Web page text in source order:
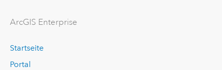
ArcGIS Enterprise
Startseite
Portal